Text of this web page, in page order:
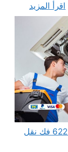
اقرأ المزيد
فني تكييف مركزي هندي الكويت 62224041 فك نقل